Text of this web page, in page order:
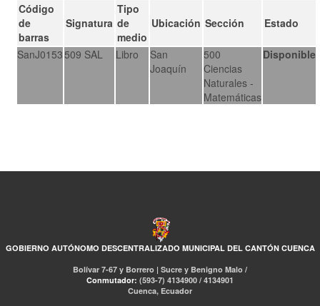
Código
de
barras
Signatura
Tipo
de
medio
Ubicación Sección Estado
SanJ0153509 SAL Libro
San
Joaquín
500
Ciencias
Naturales -
Matemáticas
Disponible
GOBIERNO AUTÓNOMO DESCENTRALIZADO MUNICIPAL DEL CANTÓN CUENCA
Bolívar 7-67 y Borrero | Sucre y Benigno Malo /
Conmutador: (593-7) 4134900 / 4134901
Cuenca, Ecuador